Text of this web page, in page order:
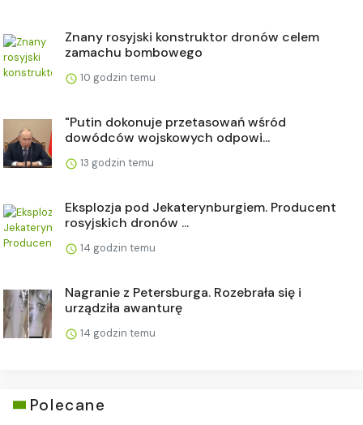
Znany rosyjski konstruktor dronów celem
zamachu bombowego
10 godzin temu
"Putin dokonuje przetasowań wśród
dowódców wojskowych odpowi...
13 godzin temu
Eksplozja pod Jekaterynburgiem. Producent
rosyjskich dronów ...
14 godzin temu
Nagranie z Petersburga. Rozebrała się i
urządziła awanturę
14 godzin temu
Polecane